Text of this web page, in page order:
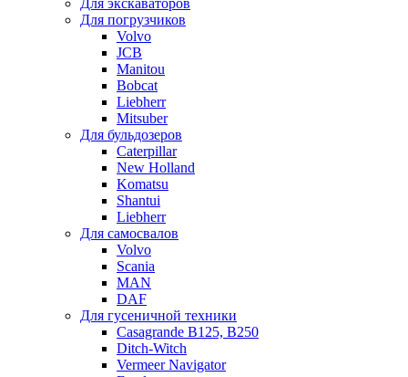
Для погрузчиков
Volvo
JCB
Manitou
Bobcat
Liebherr
Mitsuber
Для бульдозеров
Caterpillar
New Holland
Komatsu
Shantui
Liebherr
Для самосвалов
Volvo
Scania
MAN
DAF
Для гусеничной техники
Casagrande B125, B250
Ditch-Witch
Vermeer Navigator